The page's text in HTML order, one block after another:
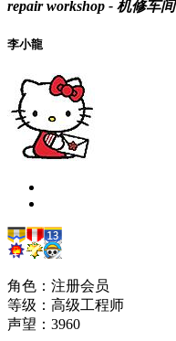
repair workshop - 机修车间
李小龍
角色：注册会员
等级：高级工程师
声望： 3960